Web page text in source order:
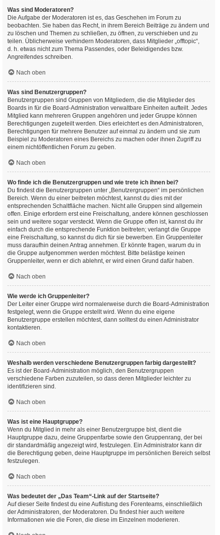
Was sind Moderatoren?
Die Aufgabe der Moderatoren ist es, das Geschehen im Forum zu
beobachten. Sie haben das Recht, in ihrem Bereich Beiträge zu ändern und
zu löschen und Themen zu schließen, zu öffnen, zu verschieben und zu
teilen. Üblicherweise verhindern Moderatoren, dass Mitglieder „offtopic“,
d. h. etwas nicht zum Thema Passendes, oder Beleidigendes bzw.
Angreifendes schreiben.
Nach oben
Was sind Benutzergruppen?
Benutzergruppen sind Gruppen von Mitgliedern, die die Mitglieder des
Boards in für die Board-Administration verwaltbare Einheiten aufteilt. Jedes
Mitglied kann mehreren Gruppen angehören und jeder Gruppe können
Berechtigungen zugeteilt werden. Dies erleichtert es den Administratoren,
Berechtigungen für mehrere Benutzer auf einmal zu ändern und sie zum
Beispiel zu Moderatoren eines Bereichs zu machen oder ihnen Zugriff zu
einem nichtöffentlichen Forum zu geben.
Nach oben
Wo finde ich die Benutzergruppen und wie trete ich ihnen bei?
Du findest die Benutzergruppen unter „Benutzergruppen“ im persönlichen
Bereich. Wenn du einer beitreten möchtest, kannst du dies mit der
entsprechenden Schaltfläche machen. Nicht alle Gruppen sind allgemein
offen. Einige erfordern erst eine Freischaltung, andere können geschlossen
sein und weitere sogar versteckt. Wenn die Gruppe offen ist, kannst du ihr
einfach durch die entsprechende Funktion beitreten; verlangt die Gruppe
eine Freischaltung, so kannst du dich für sie bewerben. Ein Gruppenleiter
muss daraufhin deinen Antrag annehmen. Er könnte fragen, warum du in
die Gruppe aufgenommen werden möchtest. Bitte belästige keinen
Gruppenleiter, wenn er dich ablehnt, er wird einen Grund dafür haben.
Nach oben
Wie werde ich Gruppenleiter?
Der Leiter einer Gruppe wird normalerweise durch die Board-Administration
festgelegt, wenn die Gruppe erstellt wird. Wenn du eine eigene
Benutzergruppe erstellen möchtest, dann solltest du einen Administrator
kontaktieren.
Nach oben
Weshalb werden verschiedene Benutzergruppen farbig dargestellt?
Es ist der Board-Administration möglich, den Benutzergruppen
verschiedene Farben zuzuteilen, so dass deren Mitglieder leichter zu
identifizieren sind.
Nach oben
Was ist eine Hauptgruppe?
Wenn du Mitglied in mehr als einer Benutzergruppe bist, dient die
Hauptgruppe dazu, deine Gruppenfarbe sowie den Gruppenrang, der bei
dir standardmäßig angezeigt wird, festzulegen. Ein Administrator kann dir
die Berechtigung geben, deine Hauptgruppe im persönlichen Bereich selbst
festzulegen.
Nach oben
Was bedeutet der „Das Team“-Link auf der Startseite?
Auf dieser Seite findest du eine Auflistung des Forenteams, einschließlich
der Administratoren, der Moderatoren. Du findest hier auch weitere
Informationen wie die Foren, die diese im Einzelnen moderieren.